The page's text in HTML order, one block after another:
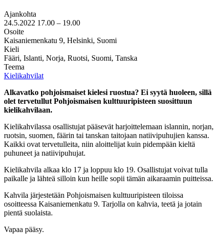
Ajankohta
24.5.2022 17.00 – 19.00
Osoite
Kaisaniemenkatu 9, Helsinki, Suomi
Kieli
Fääri, Islanti, Norja, Ruotsi, Suomi, Tanska
Teema
Kielikahvilat
Alkavatko pohjoismaiset kielesi ruostua? Ei syytä huoleen, sillä
olet tervetullut Pohjoismaisen kulttuuripisteen suosittuun
kielikahvilaan.
Kielikahvilassa osallistujat pääsevät harjoittelemaan islannin, norjan,
ruotsin, suomen, fäärin tai tanskan taitojaan natiivipuhujien kanssa.
Kaikki ovat tervetulleita, niin aloittelijat kuin pidempään kieltä
puhuneet ja natiivipuhujat.
Kielikahvila alkaa klo 17 ja loppuu klo 19. Osallistujat voivat tulla
paikalle ja lähteä silloin kun heille sopii tämän aikaraamin puitteissa.
Kahvila järjestetään Pohjoismaisen kulttuuripisteen tiloissa
osoitteessa Kaisaniemenkatu 9. Tarjolla on kahvia, teetä ja jotain
pientä suolaista.
Vapaa pääsy.